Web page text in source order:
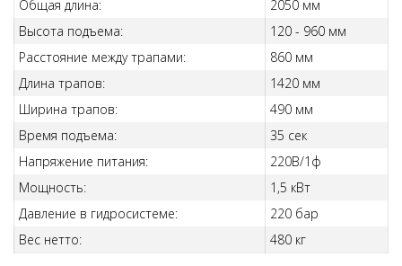
Общая длина:
2050 мм
Высота подъема:
120 - 960 мм
Расстояние между трапами:
860 мм
Длина трапов:
1420 мм
Ширина трапов:
490 мм
Время подъема:
35 сек
Напряжение питания:
220В/1ф
Мощность:
1,5 кВт
Давление в гидросистеме:
220 бар
Вес нетто:
480 кг